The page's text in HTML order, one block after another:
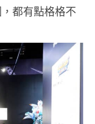
都有點格格不